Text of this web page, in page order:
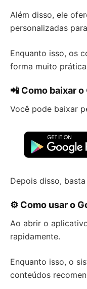
Além disso, ele
personalizadas
Enquanto isso, os
forma muito
📲 Como baixar
Você pode baixar
Depois disso,
⚙️ Como usar o
Ao abrir o
rapidamente.
Enquanto isso, o
conteúdos